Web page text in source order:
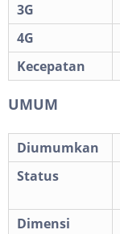
3G
4G
Kecepatan
UMUM
Diumumkan
Status
Dimensi